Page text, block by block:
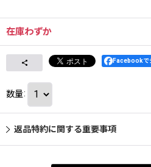
在庫わずか
Facebookで
数量:
返品特約に関する重要事項